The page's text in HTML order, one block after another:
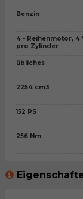
Benzin
4 - Reihenmotor, 4
pro Zylinder
übliches
2254 cm3
152 PS
256 Nm